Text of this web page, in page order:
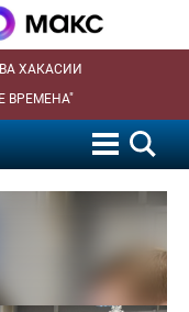
ХАКАСИИ
ВРЕМЕНА"